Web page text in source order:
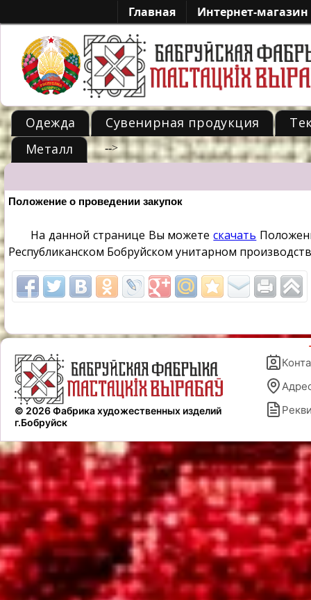
Главная Интернет-магазин
-->
Одежда Сувенирная продукция
Металл
Положение о проведении закупок
На данной странице Вы можетескачать
Республиканском Бобруйском унитарном
© 2026 Фабрика художественных изделий
г.Бобруйск